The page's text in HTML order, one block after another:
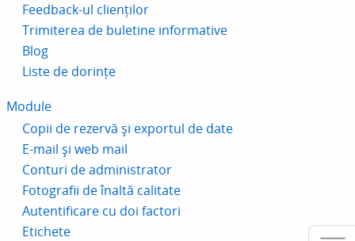
Feedback-ul clienților
Trimiterea de buletine informative
Blog
Liste de dorințe
Module
Copii de rezervă și exportul de date
E-mail și web mail
Conturi de administrator
Fotografii de înaltă calitate
Autentificare cu doi factori
Etichete